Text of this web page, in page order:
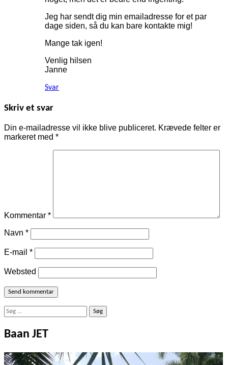
Jeg har sendt dig min emailadresse for et par
dage siden, så du kan bare kontakte mig!
Mange tak igen!
Venlig hilsen
Janne
Svar
Skriv et svar
Din e-mailadresse vil ikke blive publiceret. Krævede felter er
markeret med *
Kommentar *
Navn *
E-mail *
Websted
Søg
Baan JET